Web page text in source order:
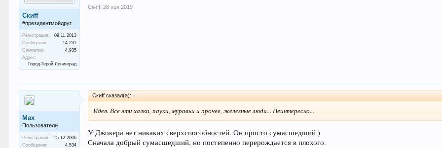
Скиff
#президентмойдруг
Регистрация:
09.11.2013
Сообщения:
14.231
Симпатии:
4.935
Адрес:
Город-Герой Ленинград
Скиff 28 ноя 2019
Max
Пользователи
Регистрация:
15.12.2006
Сообщения:
4.534
Скиff сказал(а): ↑
Идея. Все эти халки, пауки, муравьи и прочее, железные люди... Неинтересно...
У Джокера нет никаких сверхспособностей. Он просто сумасшедший )
Сначала добрый сумасшедший, но постепенно перерождается в плохого.